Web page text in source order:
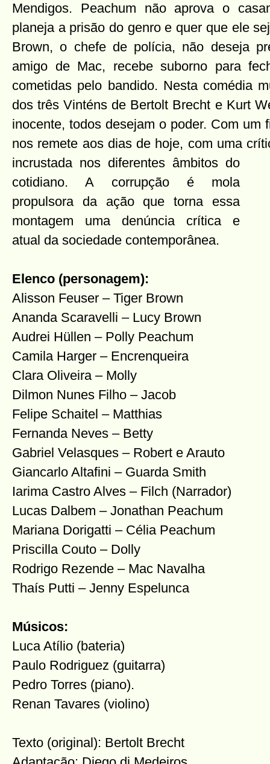
Mendigos. Peachum não aprova o
planeja a prisão do genro e quer que ele
Brown, o chefe de polícia, não deseja
amigo de Mac, recebe suborno para
cometidas pelo bandido. Nesta comédia
dos três Vinténs de Bertolt Brecht e Kurt
inocente, todos desejam o poder. Com um
nos remete aos dias de hoje, com uma
incrustada nos diferentes âmbitos do
cotidiano. A corrupção é mola
propulsora da ação que torna essa
montagem uma denúncia crítica e
atual da sociedade contemporânea.
Elenco (personagem):
Alisson Feuser – Tiger Brown
Ananda Scaravelli – Lucy Brown
Audrei Hüllen – Polly Peachum
Camila Harger – Encrenqueira
Clara Oliveira – Molly
Dilmon Nunes Filho – Jacob
Felipe Schaitel – Matthias
Fernanda Neves – Betty
Gabriel Velasques – Robert e Arauto
Giancarlo Altafini – Guarda Smith
Iarima Castro Alves – Filch (Narrador)
Lucas Dalbem – Jonathan Peachum
Mariana Dorigatti – Célia Peachum
Priscilla Couto – Dolly
Rodrigo Rezende – Mac Navalha
Thaís Putti – Jenny Espelunca
Músicos:
Luca Atílio (bateria)
Paulo Rodriguez (guitarra)
Pedro Torres (piano).
Renan Tavares (violino)
Texto (original): Bertolt Brecht